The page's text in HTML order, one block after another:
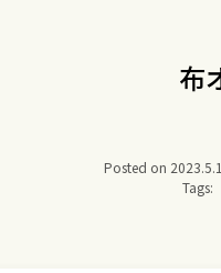
布
Posted on
Tags:
ゆ